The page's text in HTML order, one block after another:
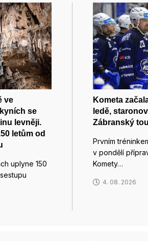
ve
se
levněji.
letům od
uplyne 150
Kometa
ledě,
Zábranský
Prvním
v pondělí
Komety…
4. 08. 2026